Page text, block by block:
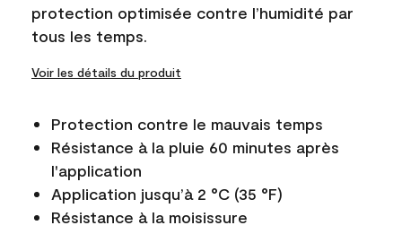
protection optimisée contre l’humidité par
tous les temps.
Voir les détails du produit
Protection contre le mauvais temps
Résistance à la pluie 60 minutes après
l'application
Application jusqu’à 2 °C (35 °F)
Résistance à la moisissure